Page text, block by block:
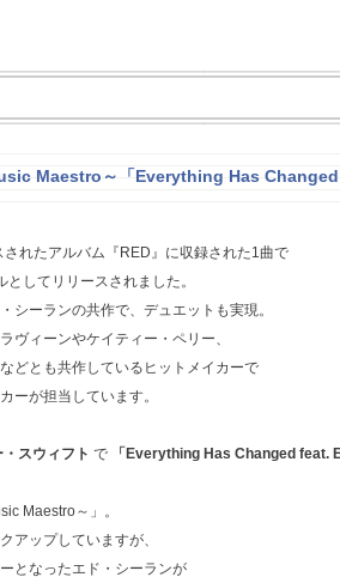
Maestro～「Everything Has Changed
れたアルバム『RED』に収録された1曲で
してリリースされました。
シーランの共作で、デュエットも実現。
ヴィーンやケイティー・ペリー、
どとも共作しているヒットメイカーで
ーが担当しています。
スウィフト で 「Everything Has Changed feat.
Maestro～」。
アップしていますが、
となったエド・シーランが